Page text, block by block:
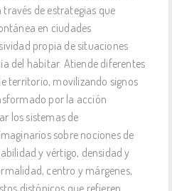
de estrategias que
en ciudades
propia de situaciones
del habitar. Atiende diferentes
territorio, movilizando signos
por la acción
los sistemas de
sobre nociones de
y vértigo, densidad y
centro y márgenes,
distópicos que refieren